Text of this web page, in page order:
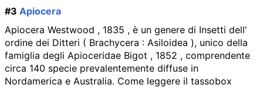
#3 Apiocera
Apiocera Westwood , 1835 , è un genere di Insetti dell'
ordine dei Ditteri ( Brachycera : Asiloidea ), unico della
famiglia degli Apioceridae Bigot , 1852 , comprendente
circa 140 specie prevalentemente diffuse in
Nordamerica e Australia. Come leggere il tassobox